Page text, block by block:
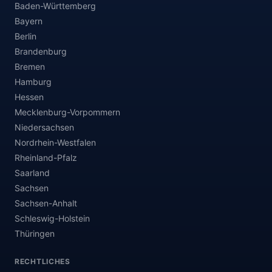
Baden-Württemberg
Bayern
Berlin
Brandenburg
Bremen
Hamburg
Hessen
Mecklenburg-Vorpommern
Niedersachsen
Nordrhein-Westfalen
Rheinland-Pfalz
Saarland
Sachsen
Sachsen-Anhalt
Schleswig-Holstein
Thüringen
RECHTLICHES